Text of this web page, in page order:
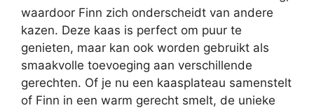
waardoor Finn zich onderscheidt van andere
kazen. Deze kaas is perfect om puur te
genieten, maar kan ook worden gebruikt als
smaakvolle toevoeging aan verschillende
gerechten. Of je nu een kaasplateau samenstelt
of Finn in een warm gerecht smelt, de unieke